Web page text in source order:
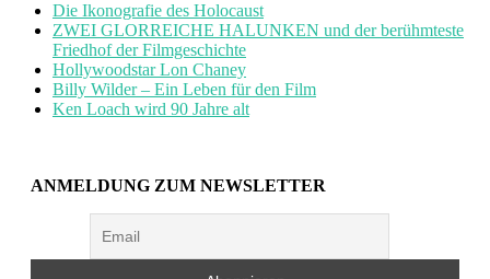
Die Ikonografie des Holocaust
ZWEI GLORREICHE HALUNKEN und der berühmteste
Friedhof der Filmgeschichte
Hollywoodstar Lon Chaney
Billy Wilder – Ein Leben für den Film
Ken Loach wird 90 Jahre alt
ANMELDUNG ZUM NEWSLETTER